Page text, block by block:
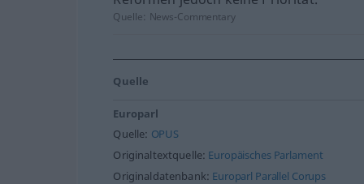
Quelle: News-Commentary
Quelle
Europarl
Quelle: OPUS
Originaltextquelle: Europäisches Parlament
Originaldatenbank: Europarl Parallel Corups